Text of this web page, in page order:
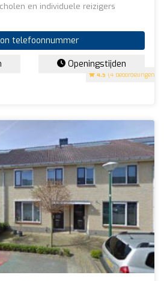
4.5 (4 beoordelingen)
en individuele reizigers
telefoonnummer
Openingstijden